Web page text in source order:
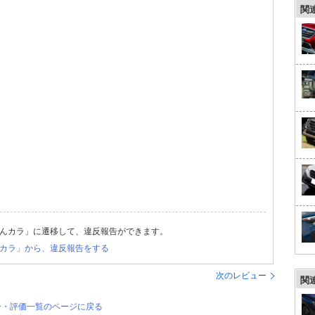
カラ」に遷移して、違反報告ができます。
ラ」から、違反報告をする
次のレビュー
評価一覧のページに戻る
関
関